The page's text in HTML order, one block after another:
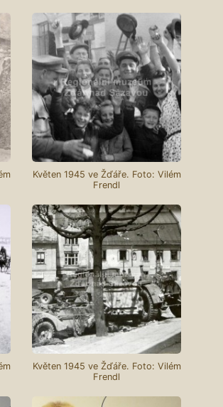
Květen 1945 ve Žďáře. Foto: Vilém
Frendl
Květen 1945 ve Žďáře. Foto: Vilém
Frendl